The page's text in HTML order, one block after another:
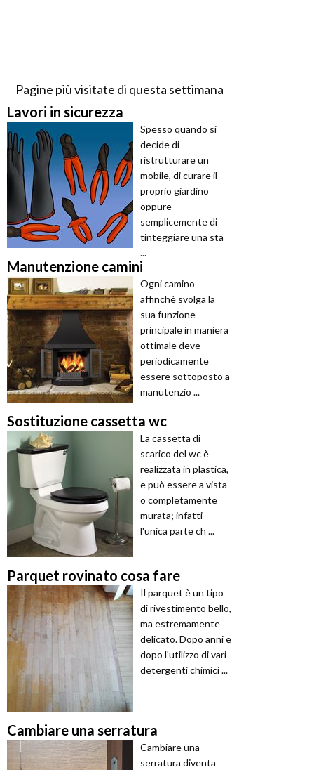
Pagine più visitate di questa settimana
Lavori in sicurezza
Spesso quando si
decide di
ristrutturare un
mobile, di curare il
proprio giardino
oppure
semplicemente di
tinteggiare una sta
...
Manutenzione camini
Ogni camino
affinchè svolga la
sua funzione
principale in maniera
ottimale deve
periodicamente
essere sottoposto a
manutenzio ...
Sostituzione cassetta wc
La cassetta di
scarico del wc è
realizzata in plastica,
e può essere a vista
o completamente
murata; infatti
l'unica parte ch ...
Parquet rovinato cosa fare
Il parquet è un tipo
di rivestimento bello,
ma estremamente
delicato. Dopo anni e
dopo l'utilizzo di vari
detergenti chimici ...
Cambiare una serratura
Cambiare una
serratura diventa